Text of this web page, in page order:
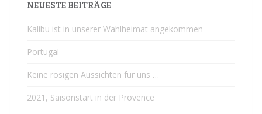
NEUESTE BEITRÄGE
Kalibu ist in unserer Wahlheimat angekommen
Portugal
Keine rosigen Aussichten für uns …
2021, Saisonstart in der Provence